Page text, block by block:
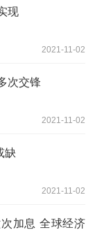
现
2021-11-02
次交锋
2021-11-02
缺
2021-11-02
加息 全球经济